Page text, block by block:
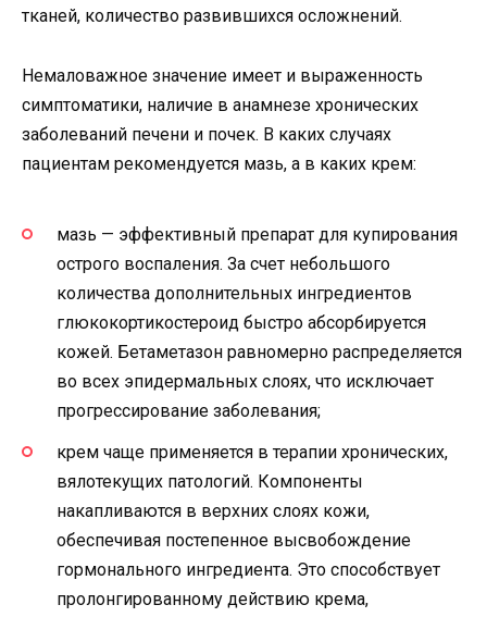
тканей, количество развившихся осложнений.
Немаловажное значение имеет и выраженность
симптоматики, наличие в анамнезе хронических
заболеваний печени и почек. В каких случаях
пациентам рекомендуется мазь, а в каких крем:
мазь — эффективный препарат для купирования
острого воспаления. За счет небольшого
количества дополнительных ингредиентов
глюкокортикостероид быстро абсорбируется
кожей. Бетаметазон равномерно распределяется
во всех эпидермальных слоях, что исключает
прогрессирование заболевания;
крем чаще применяется в терапии хронических,
вялотекущих патологий. Компоненты
накапливаются в верхних слоях кожи,
обеспечивая постепенное высвобождение
гормонального ингредиента. Это способствует
пролонгированному действию крема,